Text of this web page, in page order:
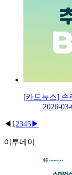
[카드뉴스] 손
2026-
◀ 1 2345▶
이투데이